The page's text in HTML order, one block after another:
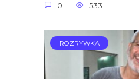
0 533
ROZRYWKA